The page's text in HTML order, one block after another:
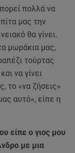
πολλά να
μας την
θα γίνει.
μωράκια μας,
τούρτας
να γίνει
το «να ζήσεις»
αυτό», είπε η
είπε ο γιος μου
με μια